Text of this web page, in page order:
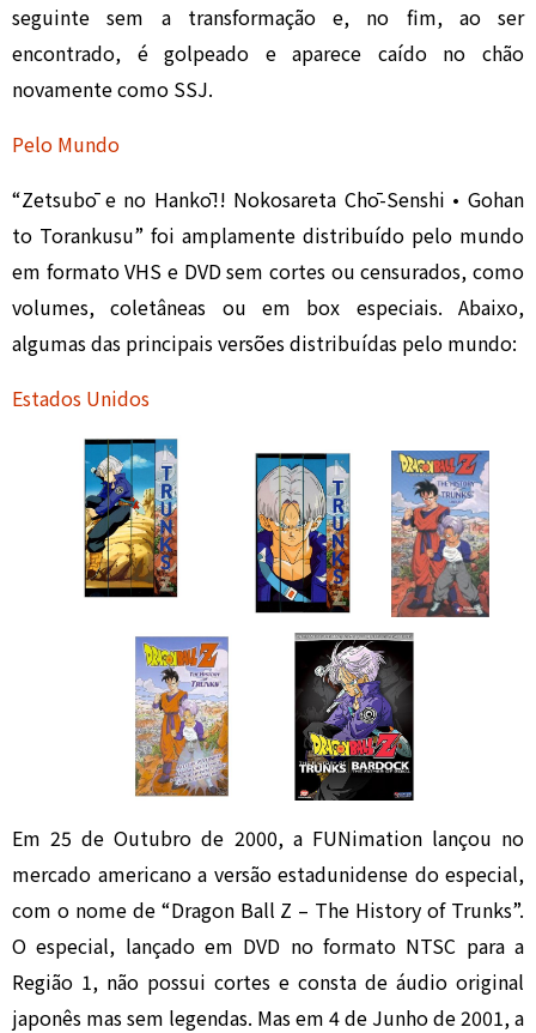
seguinte sem a transformação e, no fim, ao ser
encontrado, é golpeado e aparece caído no chão
novamente como SSJ.
Pelo Mundo
“Zetsubō e no Hankō!! Nokosareta Chō-Senshi • Gohan
to Torankusu” foi amplamente distribuído pelo mundo
em formato VHS e DVD sem cortes ou censurados, como
volumes, coletâneas ou em box especiais. Abaixo,
algumas das principais versões distribuídas pelo mundo:
Estados Unidos
Em 25 de Outubro de 2000, a FUNimation lançou no
mercado americano a versão estadunidense do especial,
com o nome de “Dragon Ball Z – The History of Trunks”.
O especial, lançado em DVD no formato NTSC para a
Região 1, não possui cortes e consta de áudio original
japonês mas sem legendas. Mas em 4 de Junho de 2001, a